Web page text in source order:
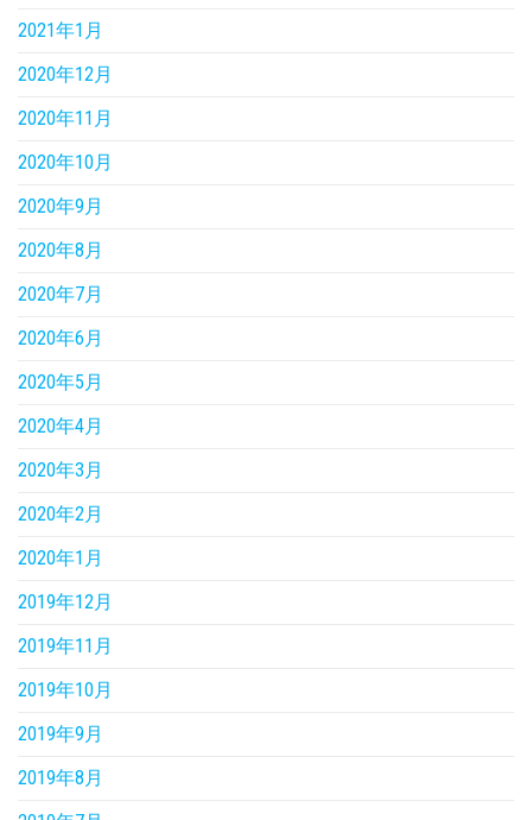
2021年1月
2020年12月
2020年11月
2020年10月
2020年9月
2020年8月
2020年7月
2020年6月
2020年5月
2020年4月
2020年3月
2020年2月
2020年1月
2019年12月
2019年11月
2019年10月
2019年9月
2019年8月